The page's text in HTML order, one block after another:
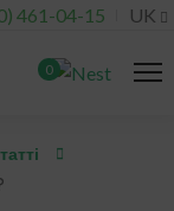
461-04-15 UK
0